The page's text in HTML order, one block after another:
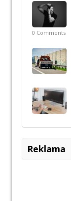
0 Comments
Reklama